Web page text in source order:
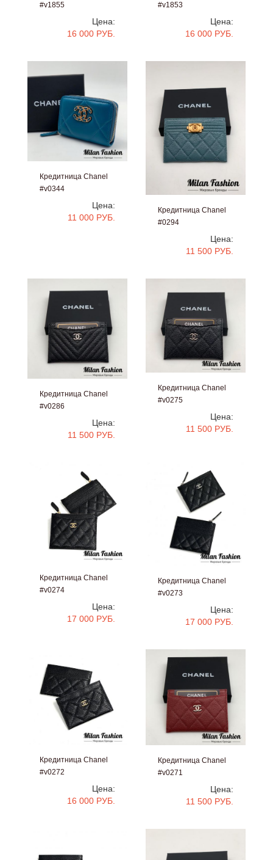
#v1855
Цена:
16 000 РУБ.
#v1853
Цена:
16 000 РУБ.
Кредитница Chanel
#v0344
Цена:
11 000 РУБ.
Кредитница Chanel
#0294
Цена:
11 500 РУБ.
Кредитница Chanel
#v0286
Цена:
11 500 РУБ.
Кредитница Chanel
#v0275
Цена:
11 500 РУБ.
Кредитница Chanel
#v0274
Цена:
17 000 РУБ.
Кредитница Chanel
#v0273
Цена:
17 000 РУБ.
Кредитница Chanel
#v0272
Цена:
16 000 РУБ.
Кредитница Chanel
#v0271
Цена:
11 500 РУБ.